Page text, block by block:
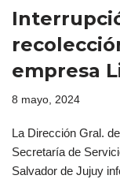
empresa
8 mayo, 2024
La Dirección Gral.
Secretaría de
Salvador de Jujuy